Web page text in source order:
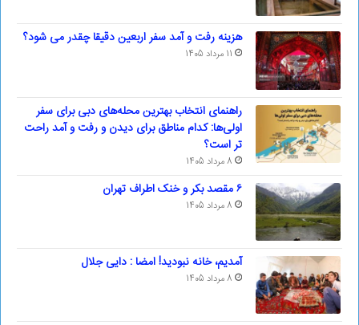
هزینه رفت و آمد سفر اربعین دقیقا چقدر می شود؟
11 مرداد 1405
راهنمای انتخاب بهترین محله‌های دبی برای سفر
اولی‌ها: کدام مناطق برای دیدن و رفت و آمد راحت
تر است؟
8 مرداد 1405
۶ مقصد بکر و خنک اطراف تهران
8 مرداد 1405
آمدیم، خانه نبودید! امضا : دایی جلال
8 مرداد 1405